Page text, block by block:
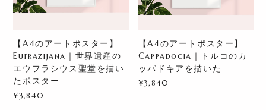
【A4のアートポスター】
Eufrazijana｜世界遺産の
エウフラシウス聖堂を描い
たポスター
¥3,840
【A4のアートポスター】
Cappadocia｜トルコのカ
ッパドキアを描いた
¥3,840